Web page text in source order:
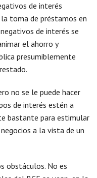
de interés
toma de préstamos en
de interés se
el ahorro y
presumiblemente
no se le puede hacer
de interés estén a
bastante para estimular
a la vista de un
obstáculos. No es